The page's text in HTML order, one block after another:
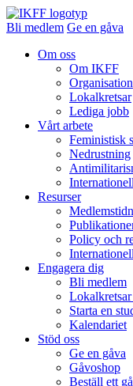
Bli medlem Ge en gåva
Om oss
Om IKFF
Organisation
Lokalkretsar
Lediga jobb
Vårt arbete
Feministisk
Nedrustning
Resurser
Policy och
Engagera dig
Bli medlem
Starta en
Kalendariet
Stöd oss
Ge en gåva
Gåvoshop
Beställ ett